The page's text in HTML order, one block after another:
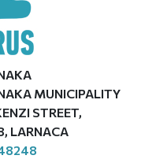
MUNICIPALITY
STREET,
LARNACA